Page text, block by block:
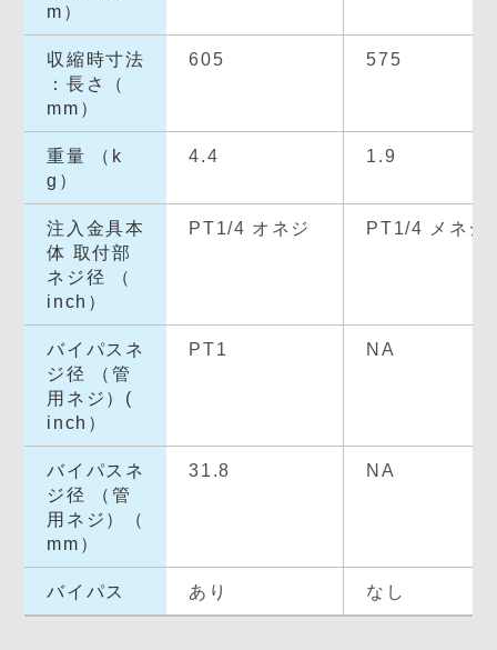
m）
収縮時寸法
：長さ（
mm）
605 575
重量 （k
g）
4.4 1.9
注入金具本
体 取付部
ネジ径 （
inch）
PT1/4 オネジ PT1/4 メネジ
バイパスネ
ジ径 （管
用ネジ）(
inch）
PT1 NA
バイパスネ
ジ径 （管
用ネジ）（
mm）
31.8 NA
バイパス あり なし